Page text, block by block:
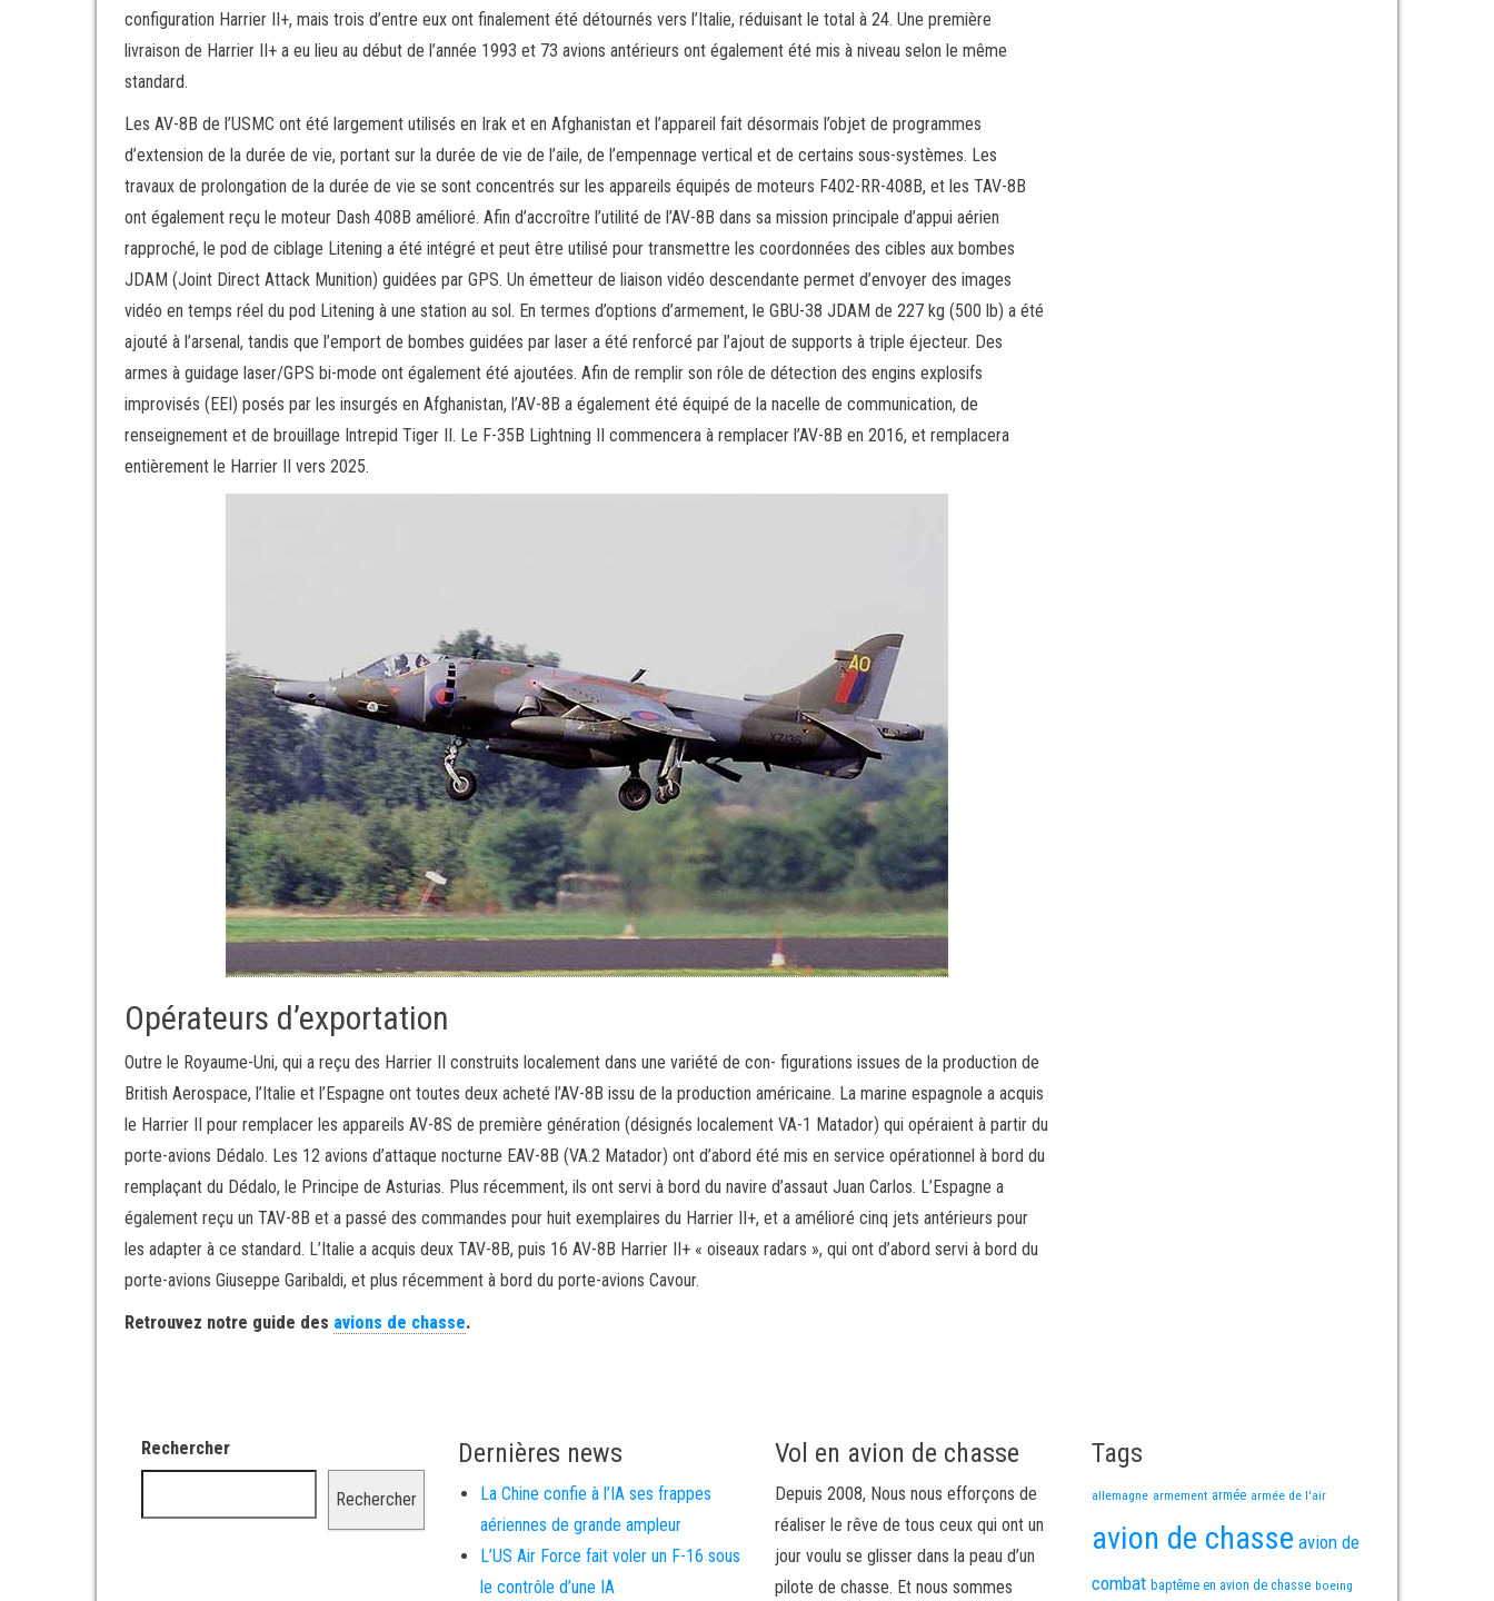
configuration Harrier II+, mais trois d’entre eux ont finalement été détournés vers l’Italie, réduisant le total à 24. Une première
livraison de Harrier II+ a eu lieu au début de l’année 1993 et 73 avions antérieurs ont également été mis à niveau selon le même
standard.
Les AV-8B de l’USMC ont été largement utilisés en Irak et en Afghanistan et l’appareil fait désormais l’objet de programmes
d’extension de la durée de vie, portant sur la durée de vie de l’aile, de l’empennage vertical et de certains sous-systèmes. Les
travaux de prolongation de la durée de vie se sont concentrés sur les appareils équipés de moteurs F402-RR-408B, et les TAV-8B
ont également reçu le moteur Dash 408B amélioré. Afin d’accroître l’utilité de l’AV-8B dans sa mission principale d’appui aérien
rapproché, le pod de ciblage Litening a été intégré et peut être utilisé pour transmettre les coordonnées des cibles aux bombes
JDAM (Joint Direct Attack Munition) guidées par GPS. Un émetteur de liaison vidéo descendante permet d’envoyer des images
vidéo en temps réel du pod Litening à une station au sol. En termes d’options d’armement, le GBU-38 JDAM de 227 kg (500 lb) a été
ajouté à l’arsenal, tandis que l’emport de bombes guidées par laser a été renforcé par l’ajout de supports à triple éjecteur. Des
armes à guidage laser/GPS bi-mode ont également été ajoutées. Afin de remplir son rôle de détection des engins explosifs
improvisés (EEI) posés par les insurgés en Afghanistan, l’AV-8B a également été équipé de la nacelle de communication, de
renseignement et de brouillage Intrepid Tiger II. Le F-35B Lightning II commencera à remplacer l’AV-8B en 2016, et remplacera
entièrement le Harrier II vers 2025.
Opérateurs d’exportation
Outre le Royaume-Uni, qui a reçu des Harrier II construits localement dans une variété de con- figurations issues de la production de
British Aerospace, l’Italie et l’Espagne ont toutes deux acheté l’AV-8B issu de la production américaine. La marine espagnole a acquis
le Harrier II pour remplacer les appareils AV-8S de première génération (désignés localement VA-1 Matador) qui opéraient à partir du
porte-avions Dédalo. Les 12 avions d’attaque nocturne EAV-8B (VA.2 Matador) ont d’abord été mis en service opérationnel à bord du
remplaçant du Dédalo, le Principe de Asturias. Plus récemment, ils ont servi à bord du navire d’assaut Juan Carlos. L’Espagne a
également reçu un TAV-8B et a passé des commandes pour huit exemplaires du Harrier II+, et a amélioré cinq jets antérieurs pour
les adapter à ce standard. L’Italie a acquis deux TAV-8B, puis 16 AV-8B Harrier II+ « oiseaux radars », qui ont d’abord servi à bord du
porte-avions Giuseppe Garibaldi, et plus récemment à bord du porte-avions Cavour.
Retrouvez notre guide des avions de chasse.
Rechercher
Rechercher
Dernières news
La Chine confie à l’IA ses frappes
aériennes de grande ampleur
L’US Air Force fait voler un F-16 sous
le contrôle d’une IA
Vol en avion de chasse
Depuis 2008, Nous nous efforçons de
réaliser le rêve de tous ceux qui ont un
jour voulu se glisser dans la peau d’un
pilote de chasse. Et nous sommes
Tags
allemagne armement armée armée de l'air
avion de chasse avion de
combat baptême en avion de chasse boeing